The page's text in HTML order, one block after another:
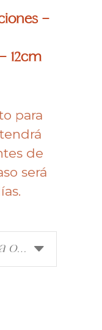
–
12cm
para
de
será
Elige una opción